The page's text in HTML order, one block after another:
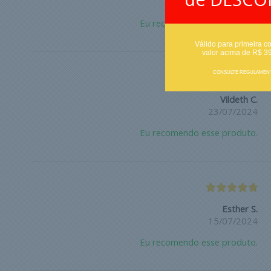
Válido para primeira
valor acima de R$
CONSULTE
Eu recomendo esse produto.
Vildeth C.
23/07/2024
Eu recomendo esse produto.
Esther S.
15/07/2024
Eu recomendo esse produto.